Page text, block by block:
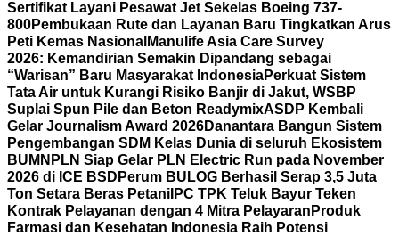
Sertifikat Layani Pesawat Jet Sekelas Boeing 737-
800Pembukaan Rute dan Layanan Baru Tingkatkan Arus
Peti Kemas Nasional Manulife Asia Care Survey
2026: Kemandirian Semakin Dipandang sebagai
“Warisan” Baru Masyarakat IndonesiaPerkuat Sistem
Tata Air untuk Kurangi Risiko Banjir di Jakut, WSBP
Suplai Spun Pile dan Beton ReadymixASDP Kembali
Gelar Journalism Award 2026Danantara Bangun Sistem
Pengembangan SDM Kelas Dunia di seluruh Ekosistem
BUMN PLN Siap Gelar PLN Electric Run pada November
2026 di ICE BSD Perum BULOG Berhasil Serap 3,5 Juta
Ton Setara Beras Petani IPC TPK Teluk Bayur Teken
Kontrak Pelayanan dengan 4 Mitra Pelayaran Produk
Farmasi dan Kesehatan Indonesia Raih Potensi